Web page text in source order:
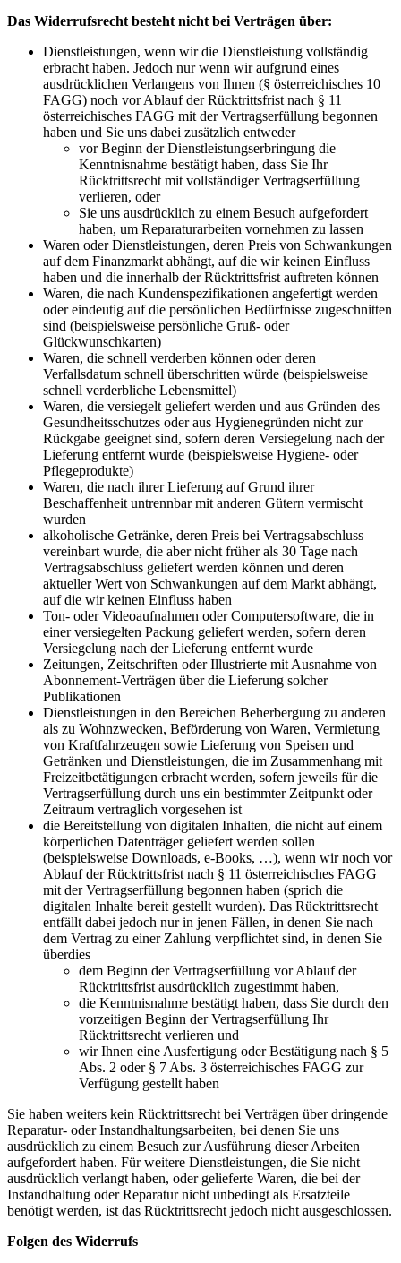
Das Widerrufsrecht besteht nicht bei Verträgen über:
Dienstleistungen, wenn wir die Dienstleistung vollständig
erbracht haben. Jedoch nur wenn wir aufgrund eines
ausdrücklichen Verlangens von Ihnen (§ österreichisches 10
FAGG) noch vor Ablauf der Rücktrittsfrist nach § 11
österreichisches FAGG mit der Vertragserfüllung begonnen
haben und Sie uns dabei zusätzlich entweder
vor Beginn der Dienstleistungserbringung die
Kenntnisnahme bestätigt haben, dass Sie Ihr
Rücktrittsrecht mit vollständiger Vertragserfüllung
verlieren, oder
Sie uns ausdrücklich zu einem Besuch aufgefordert
haben, um Reparaturarbeiten vornehmen zu lassen
Waren oder Dienstleistungen, deren Preis von Schwankungen
auf dem Finanzmarkt abhängt, auf die wir keinen Einfluss
haben und die innerhalb der Rücktrittsfrist auftreten können
Waren, die nach Kundenspezifikationen angefertigt werden
oder eindeutig auf die persönlichen Bedürfnisse zugeschnitten
sind (beispielsweise persönliche Gruß- oder
Glückwunschkarten)
Waren, die schnell verderben können oder deren
Verfallsdatum schnell überschritten würde (beispielsweise
schnell verderbliche Lebensmittel)
Waren, die versiegelt geliefert werden und aus Gründen des
Gesundheitsschutzes oder aus Hygienegründen nicht zur
Rückgabe geeignet sind, sofern deren Versiegelung nach der
Lieferung entfernt wurde (beispielsweise Hygiene- oder
Pflegeprodukte)
Waren, die nach ihrer Lieferung auf Grund ihrer
Beschaffenheit untrennbar mit anderen Gütern vermischt
wurden
alkoholische Getränke, deren Preis bei Vertragsabschluss
vereinbart wurde, die aber nicht früher als 30 Tage nach
Vertragsabschluss geliefert werden können und deren
aktueller Wert von Schwankungen auf dem Markt abhängt,
auf die wir keinen Einfluss haben
Ton- oder Videoaufnahmen oder Computersoftware, die in
einer versiegelten Packung geliefert werden, sofern deren
Versiegelung nach der Lieferung entfernt wurde
Zeitungen, Zeitschriften oder Illustrierte mit Ausnahme von
Abonnement-Verträgen über die Lieferung solcher
Publikationen
Dienstleistungen in den Bereichen Beherbergung zu anderen
als zu Wohnzwecken, Beförderung von Waren, Vermietung
von Kraftfahrzeugen sowie Lieferung von Speisen und
Getränken und Dienstleistungen, die im Zusammenhang mit
Freizeitbetätigungen erbracht werden, sofern jeweils für die
Vertragserfüllung durch uns ein bestimmter Zeitpunkt oder
Zeitraum vertraglich vorgesehen ist
die Bereitstellung von digitalen Inhalten, die nicht auf einem
körperlichen Datenträger geliefert werden sollen
(beispielsweise Downloads, e-Books, …), wenn wir noch vor
Ablauf der Rücktrittsfrist nach § 11 österreichisches FAGG
mit der Vertragserfüllung begonnen haben (sprich die
digitalen Inhalte bereit gestellt wurden). Das Rücktrittsrecht
entfällt dabei jedoch nur in jenen Fällen, in denen Sie nach
dem Vertrag zu einer Zahlung verpflichtet sind, in denen Sie
überdies
dem Beginn der Vertragserfüllung vor Ablauf der
Rücktrittsfrist ausdrücklich zugestimmt haben,
die Kenntnisnahme bestätigt haben, dass Sie durch den
vorzeitigen Beginn der Vertragserfüllung Ihr
Rücktrittsrecht verlieren und
wir Ihnen eine Ausfertigung oder Bestätigung nach § 5
Abs. 2 oder § 7 Abs. 3 österreichisches FAGG zur
Verfügung gestellt haben
Sie haben weiters kein Rücktrittsrecht bei Verträgen über dringende
Reparatur- oder Instandhaltungsarbeiten, bei denen Sie uns
ausdrücklich zu einem Besuch zur Ausführung dieser Arbeiten
aufgefordert haben. Für weitere Dienstleistungen, die Sie nicht
ausdrücklich verlangt haben, oder gelieferte Waren, die bei der
Instandhaltung oder Reparatur nicht unbedingt als Ersatzteile
benötigt werden, ist das Rücktrittsrecht jedoch nicht ausgeschlossen.
Folgen des Widerrufs